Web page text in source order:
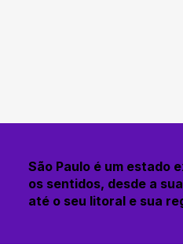
São Paulo é um estado
os sentidos, desde a
até o seu litoral e sua